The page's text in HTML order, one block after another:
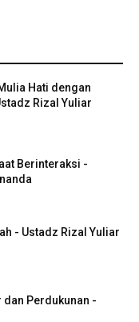
Hati dengan
Rizal Yuliar
Berinteraksi -
- Ustadz Rizal Yuliar
dan Perdukunan -